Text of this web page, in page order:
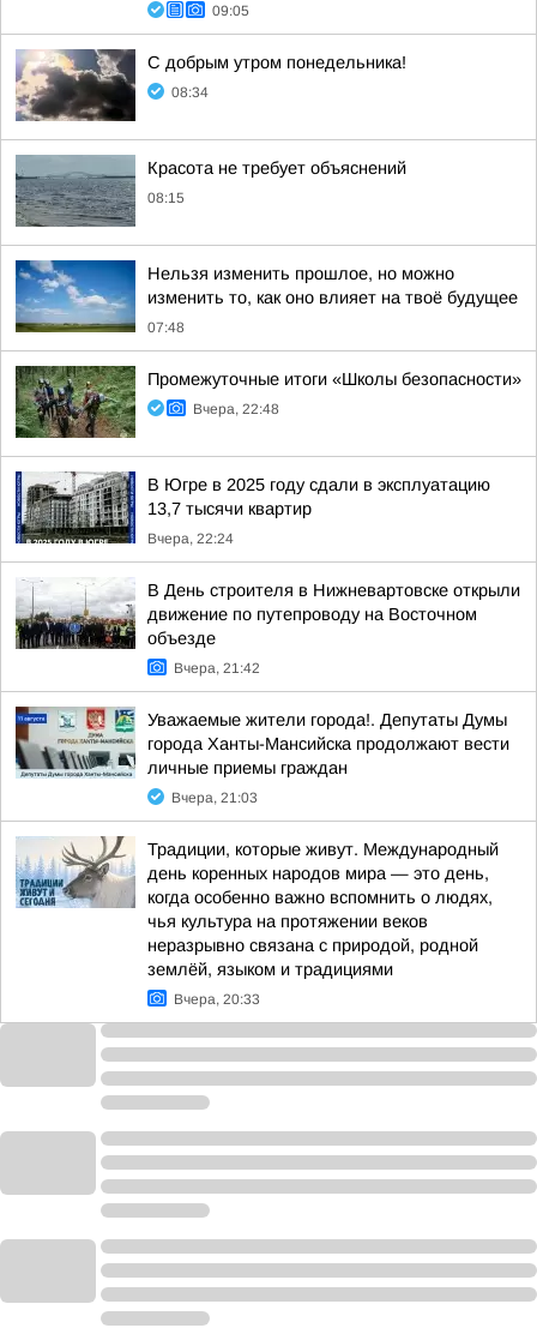
09:05
С добрым утром понедельника!
08:34
Красота не требует объяснений
08:15
Нельзя изменить прошлое, но можно
изменить то, как оно влияет на твоё будущее
07:48
Промежуточные итоги «Школы безопасности»
Вчера, 22:48
В Югре в 2025 году сдали в эксплуатацию
13,7 тысячи квартир
Вчера, 22:24
В День строителя в Нижневартовске открыли
движение по путепроводу на Восточном
объезде
Вчера, 21:42
Уважаемые жители города!. Депутаты Думы
города Ханты-Мансийска продолжают вести
личные приемы граждан
Вчера, 21:03
Традиции, которые живут. Международный
день коренных народов мира — это день,
когда особенно важно вспомнить о людях,
чья культура на протяжении веков
неразрывно связана с природой, родной
землёй, языком и традициями
Вчера, 20:33